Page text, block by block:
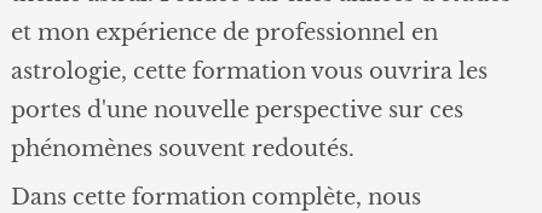
et mon expérience de professionnel en
astrologie, cette formation vous ouvrira les
portes d'une nouvelle perspective sur ces
phénomènes souvent redoutés.
Dans cette formation complète, nous